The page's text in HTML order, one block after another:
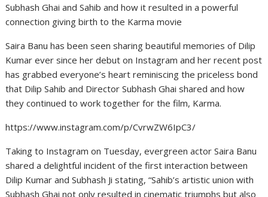
Subhash Ghai and Sahib and how it resulted in a powerful
connection giving birth to the Karma movie
Saira Banu has been seen sharing beautiful memories of Dilip
Kumar ever since her debut on Instagram and her recent post
has grabbed everyone’s heart reminiscing the priceless bond
that Dilip Sahib and Director Subhash Ghai shared and how
they continued to work together for the film, Karma.
https://www.instagram.com/p/CvrwZW6IpC3/
Taking to Instagram on Tuesday, evergreen actor Saira Banu
shared a delightful incident of the first interaction between
Dilip Kumar and Subhash Ji stating, “Sahib’s artistic union with
Subhash Ghai not only resulted in cinematic triumphs but also